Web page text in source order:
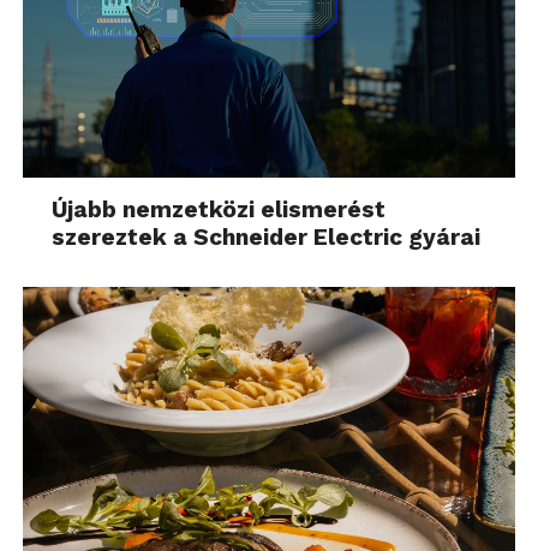
Újabb nemzetközi elismerést
szereztek a Schneider Electric gyárai